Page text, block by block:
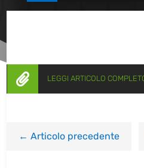
 LEGGI ARTICOLO
←Articolo precedente